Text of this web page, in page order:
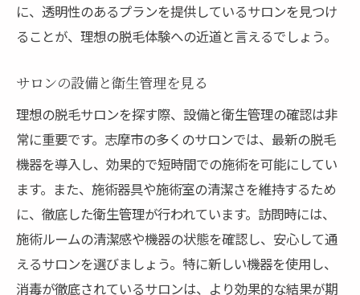
初回カウンセリングでの重要ポイント
サロンスタッフとのコミュニケーションの
脱毛後のアフターケア方法
プラン変更や追加オプションの相談方法
サロン訪問時に注意したい服装
自宅でのセルフケアを併用する利点
に、透明性のあるプランを提供しているサロンを見つけ
ることが、理想の脱毛体験への近道と言えるでしょう。
サロンの設備と衛生管理を見る
理想の脱毛サロンを探す際、設備と衛生管理の確認は非
常に重要です。志摩市の多くのサロンでは、最新の脱毛
機器を導入し、効果的で短時間での施術を可能にしてい
ます。また、施術器具や施術室の清潔さを維持するため
に、徹底した衛生管理が行われています。訪問時には、
施術ルームの清潔感や機器の状態を確認し、安心して通
えるサロンを選びましょう。特に新しい機器を使用し、
消毒が徹底されているサロンは、より効果的な結果が期